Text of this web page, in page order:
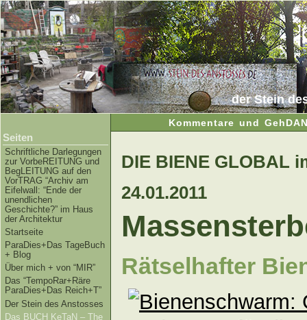
der Stein
Kommentare und
Seiten
Schriftliche Darlegungen
zur VorbeREITUNG und
BegLEITUNG auf den
VorTRAG “Archiv am
Eifelwall: “Ende der
unendlichen
Geschichte?” im Haus
der Architektur
Startseite
ParaDies+Das TageBuch
+ Blog
Über mich + von “MIR”
Das “TempoRar+Räre
ParaDies+Das Reich+T”
Der Stein des Anstosses
Das BUCH KeTaN – The
DIE BIENE GLOBAL
24.01.2011
Rätselhafter